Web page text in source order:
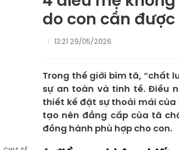
do con cần
13:21 29/05/2026
Trong thế giới bỉm tã, “chất
sự an toàn và tinh tế. Điều
thiết kế đặt sự thoải mái của
tạo nên đẳng cấp của tã
đồng hành phù hợp cho con.